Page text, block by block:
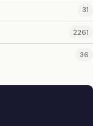
31
2261
36